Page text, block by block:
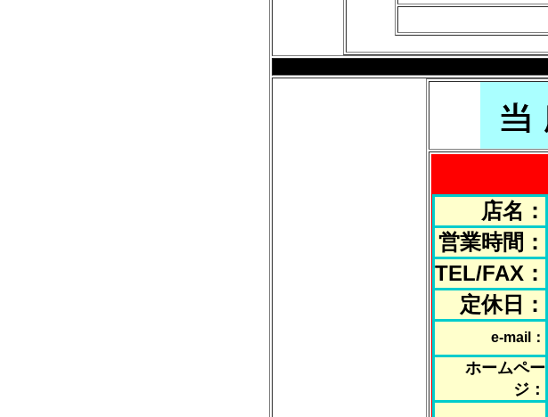
店名：
営業時間：
TEL/FAX：
定休日：
e-mail：
ホームペー
ジ：